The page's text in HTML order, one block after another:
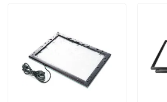
กระดานไวท์บอร์ดแบบโต้ตอบแบบ